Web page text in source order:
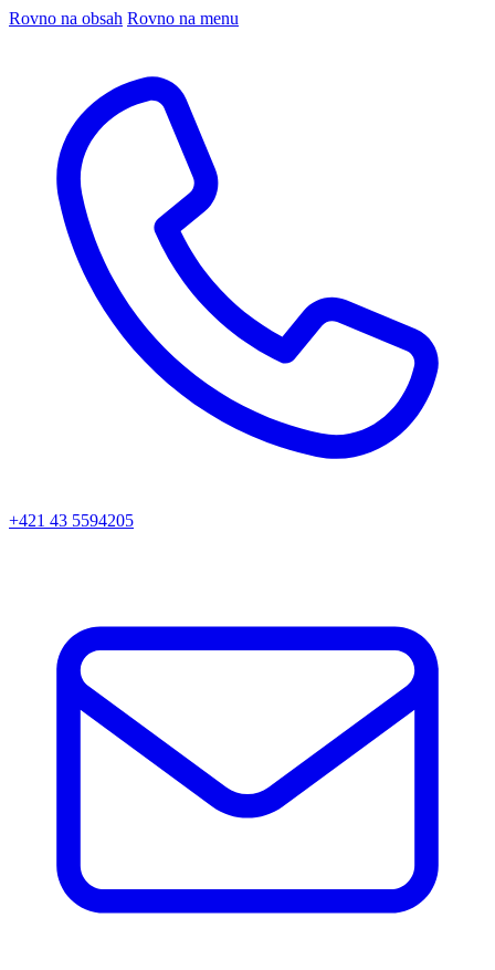
Rovno na obsah Rovno na menu
+421 43 5594205